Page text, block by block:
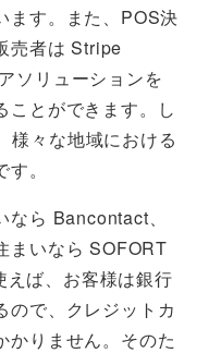
ます。また、POS決
売者は Stripe
ソリューションを
ことができます。し
様々な地域における
。
ら Bancontact、
まいなら SOFORT
ば、お客様は銀行
ので、クレジットカ
かりません。そのた